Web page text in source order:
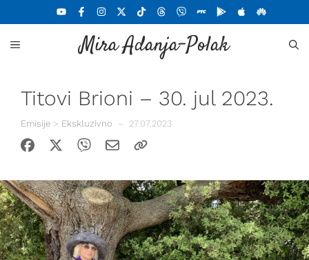
na
sadržaj
Mira Adanja-Polak
MENU
Titovi Brioni – 30. jul 2023.
Emisije > Ekskluzivno – 27.07.2023